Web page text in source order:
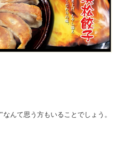
なんて思う方もいることでしょう。